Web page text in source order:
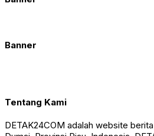
Banner
Tentang Kami
DETAK24COM adalah website